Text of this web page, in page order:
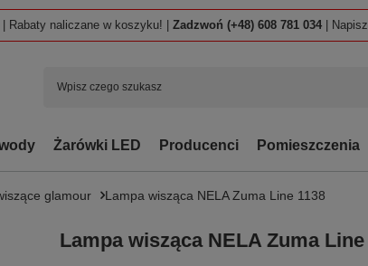
| Rabaty naliczane w koszyku! | Zadzwoń (+48) 608 781 034 |
Żarówki LED Producenci Pomieszczenia
glamour Lampa wisząca NELA Zuma Line 1138
Lampa wisząca NELA Zuma Line